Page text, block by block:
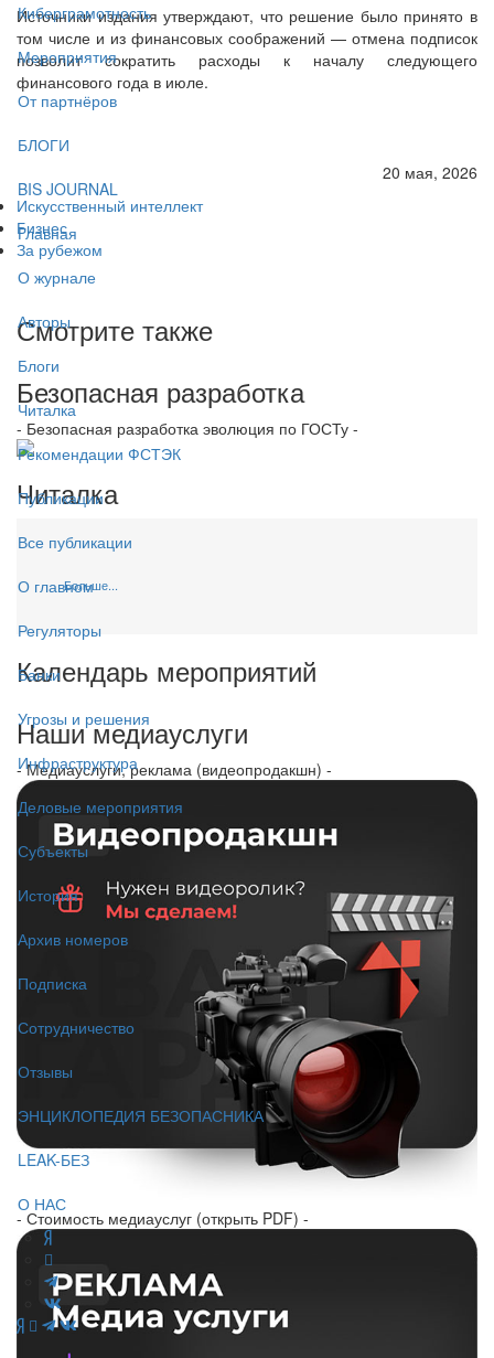
Киберграмотность
Мероприятия
От партнёров
БЛОГИ
BIS JOURNAL
Главная
О журнале
Авторы
Блоги
Читалка
Рекомендации ФСТЭК
Публикации
Все публикации
О главном
Регуляторы
Банки
Угрозы и решения
Инфраструктура
Деловые мероприятия
Субъекты
История
Архив номеров
Подписка
Сотрудничество
Отзывы
ЭНЦИКЛОПЕДИЯ БЕЗОПАСНИКА
LEAK-БЕЗ
О НАС
Источники издания утверждают, что решение было принято в
том числе и из финансовых соображений — отмена подписок
позволит сократить расходы к началу следующего
финансового года в июле.
20 мая, 2026
Искусственный интеллект
Бизнес
За рубежом
Смотрите также
Безопасная разработка
- Безопасная разработка эволюция по ГОСТу -
Читалка
Больше...
Календарь мероприятий
Наши медиауслуги
- Медиауслуги, реклама (видеопродакшн) -
- Стоимость медиауслуг (открыть PDF) -